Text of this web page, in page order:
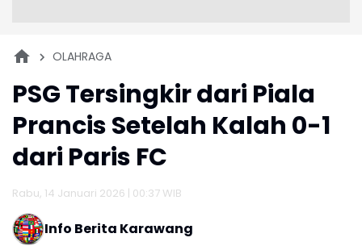
OLAHRAGA
PSG Tersingkir dari Piala
Prancis Setelah Kalah 0-1
dari Paris FC
Rabu, 14 Januari 2026 | 00:37 WIB
Info Berita Karawang